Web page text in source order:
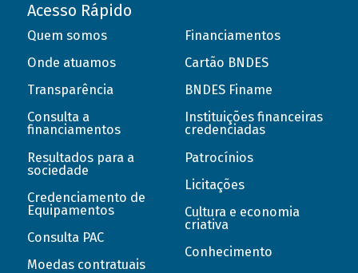
Acesso Rápido
Quem somos
Onde atuamos
Transparência
Consulta a
financiamentos
Resultados para a
sociedade
Credenciamento de
Equipamentos
Consulta PAC
Moedas contratuais
Financiamentos
Cartão BNDES
BNDES Finame
Instituições financeiras
credenciadas
Patrocínios
Licitações
Cultura e economia
criativa
Conhecimento